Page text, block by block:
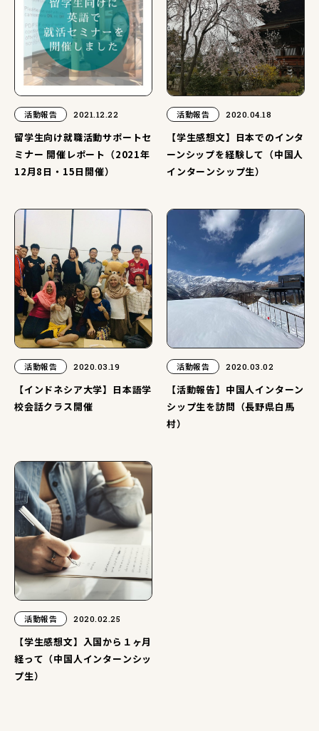
活動報告 2021.12.22
留学生向け就職活動サポートセ
ミナー 開催レポート（2021年
12月8日・15日開催）
活動報告 2020.04.18
【学生感想文】日本でのインタ
ーンシップを経験して（中国人
インターンシップ生）
活動報告 2020.03.19
【インドネシア大学】日本語学
校会話クラス開催
活動報告 2020.03.02
【活動報告】中国人インターン
シップ生を訪問（長野県白馬
村）
活動報告 2020.02.25
【学生感想文】入国から１ヶ月
経って（中国人インターンシッ
プ生）